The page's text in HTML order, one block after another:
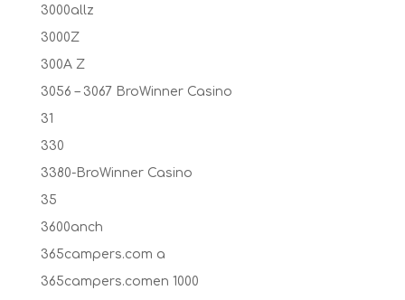
3000allz
3000Z
300A Z
3056 – 3067 BroWinner Casino
31
330
3380-BroWinner Casino
35
3600anch
365campers.com a
365campers.comen 1000